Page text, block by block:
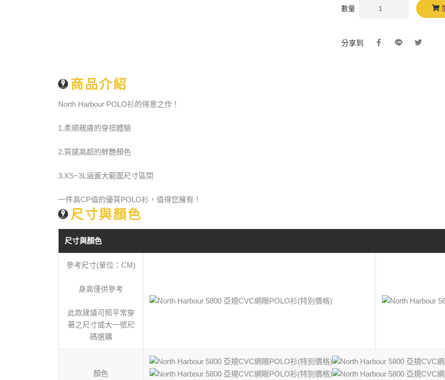
數量
分享到
商品介紹
North Harbour POLO衫的得意之作！
1.柔順親膚的穿搭體驗
2.質感高超的鮮艷顏色
3.XS~3L涵蓋大範圍尺寸區間
一件高CP值的優質POLO衫，值得您擁有！
尺寸與顏色
尺寸與顏色
參考尺寸(單位：CM)
身高僅供參考
此款建議可照平常穿
著之尺寸或大一號尺
碼選購
顏色